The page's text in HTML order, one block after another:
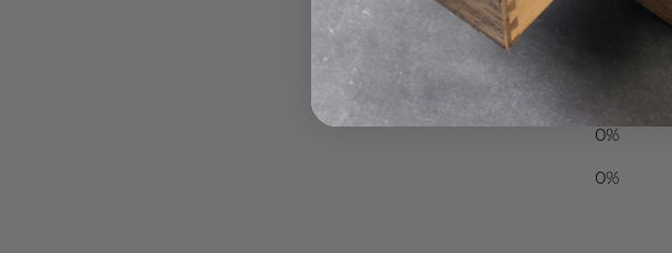
תוספת מרחק
מזרח הארץ המוביל רשאי לגבות עד 150 ש"ח
אין שירות הובלה מדרום לדימונה ועד אילת
קבלת ההודעה הלקוח יאפשר לנציג החברה לבחון את תקינות
המוצרים, ובמידה ויימצא כי נעשה במוצרים שימוש ו/או המוצר
ניפגם בדרך כלשהי – לא תתאפשר ללקוח ביטול העסקה/ החלפה
והחזרת המוצרים לחברה . עם ביטול המוצר יחוייב הלקוח בדמי
0
0%
0%